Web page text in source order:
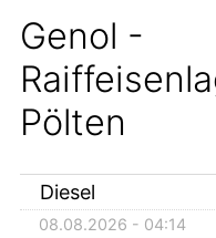
Genol -
Pölten
Diesel
08.08.2026 - 04:14